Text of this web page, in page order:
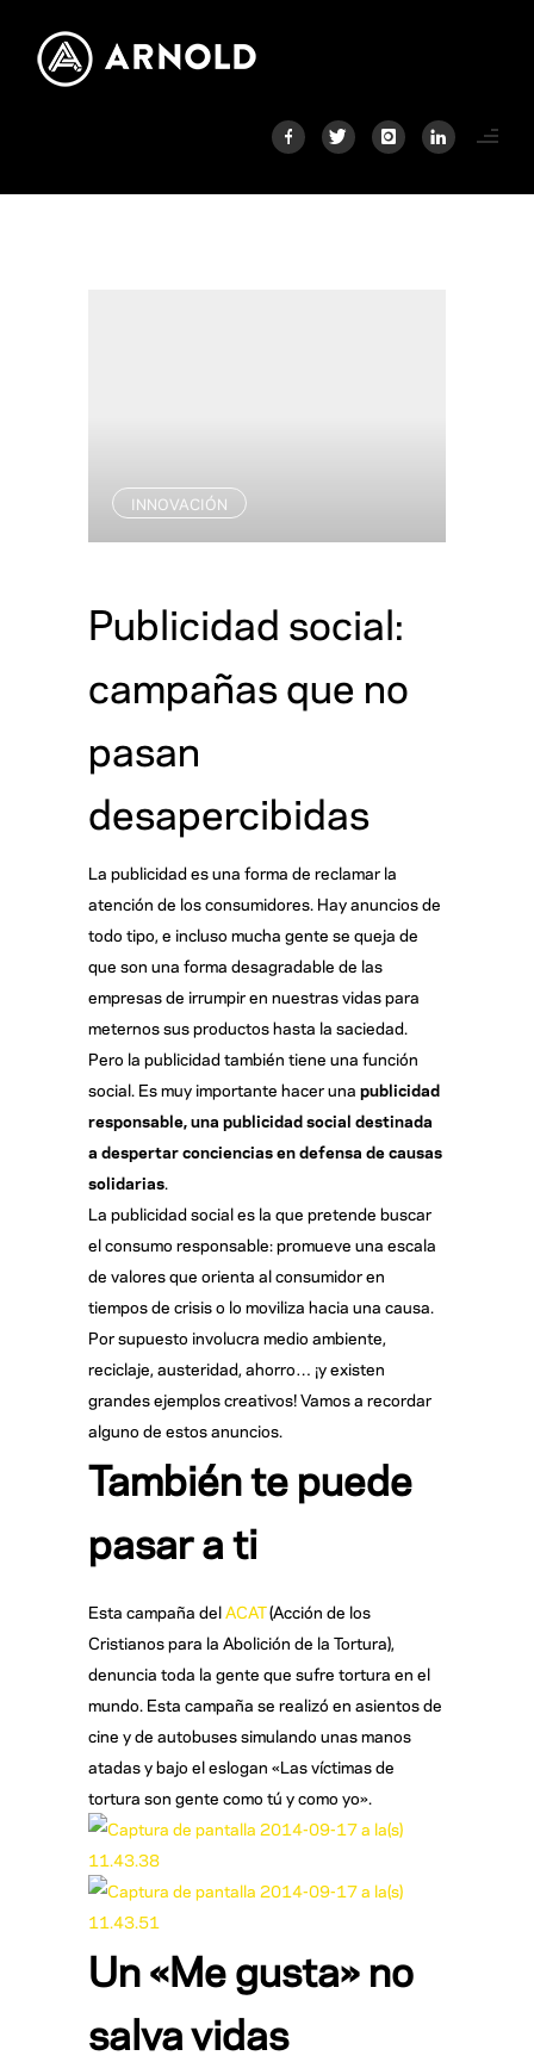
INNOVACIÓN
Publicidad social:
campañas que no
pasan
desapercibidas
La publicidad es una forma de reclamar la
atención de los consumidores. Hay anuncios de
todo tipo, e incluso mucha gente se queja de
que son una forma desagradable de las
empresas de irrumpir en nuestras vidas para
meternos sus productos hasta la saciedad.
Pero la publicidad también tiene una función
social. Es muy importante hacer una publicidad
responsable, una publicidad social destinada
a despertar conciencias en defensa de causas
solidarias.
La publicidad social es la que pretende buscar
el consumo responsable: promueve una escala
de valores que orienta al consumidor en
tiempos de crisis o lo moviliza hacia una causa.
Por supuesto involucra medio ambiente,
reciclaje, austeridad, ahorro… ¡y existen
grandes ejemplos creativos! Vamos a recordar
alguno de estos anuncios.
También te puede
pasar a ti
Esta campaña delACAT(Acción de los
Cristianos para la Abolición de la Tortura),
denuncia toda la gente que sufre tortura en el
mundo. Esta campaña se realizó en asientos de
cine y de autobuses simulando unas manos
atadas y bajo el eslogan «Las víctimas de
tortura son gente como tú y como yo».
Un «Me gusta» no
salva vidas